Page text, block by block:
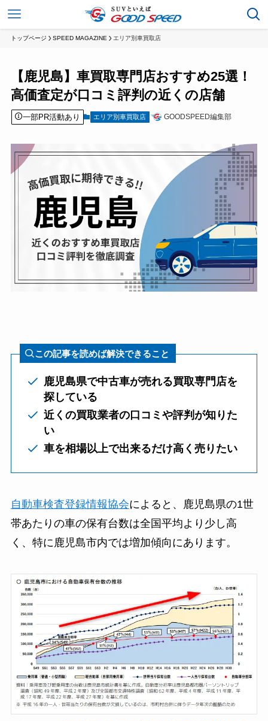
トップページ SPEED MAGAZINE エリア別車買取店
【鹿児島】車買取専門店おすすめ25選！
高価査定が口コミ評判の近くの店舗
一部PR活動あり エリア別車買取店 GOODSPEED編集部
この記事を読めば解決できること
鹿児島県で中古車が売れる買取専門店を
探している
近くの買取業者の口コミや評判が知りた
い
車を相場以上で出来るだけ高く売りたい
自動車検査登録情報協会によると、鹿児島県の1世
帯あたりの車の保有台数は全国平均より少し高
く、特に鹿児島市内では増加傾向にあります。